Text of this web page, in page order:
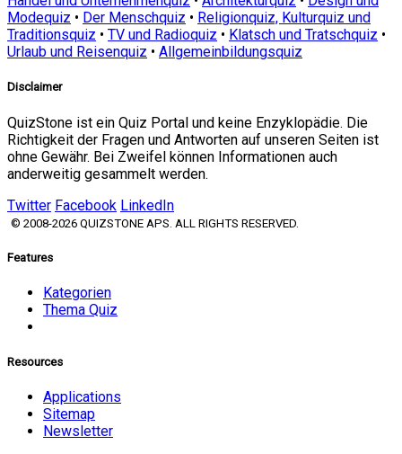
Modequiz • Der Menschquiz • Religionquiz, Kulturquiz und
Traditionsquiz • TV und Radioquiz • Klatsch und Tratschquiz •
Urlaub und Reisenquiz • Allgemeinbildungsquiz
Disclaimer
QuizStone ist ein Quiz Portal und keine Enzyklopädie. Die
Richtigkeit der Fragen und Antworten auf unseren Seiten ist
ohne Gewähr. Bei Zweifel können Informationen auch
anderweitig gesammelt werden.
Twitter Facebook LinkedIn
© 2008-2026 QUIZSTONE APS. ALL RIGHTS RESERVED.
Features
Kategorien
Thema Quiz
Resources
Applications
Sitemap
Newsletter